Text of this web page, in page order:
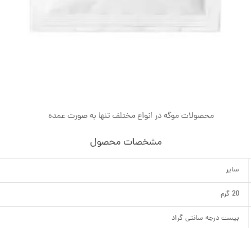
محصولات موگه در انواع مختلف تنها به صورت عمده
مشخصات محصول
سایر
20 گرم
بیست درجه سانتی گراد